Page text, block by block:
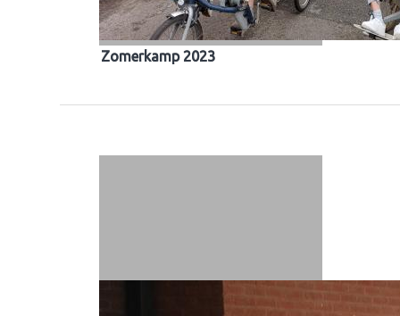
Zomerkamp 2023